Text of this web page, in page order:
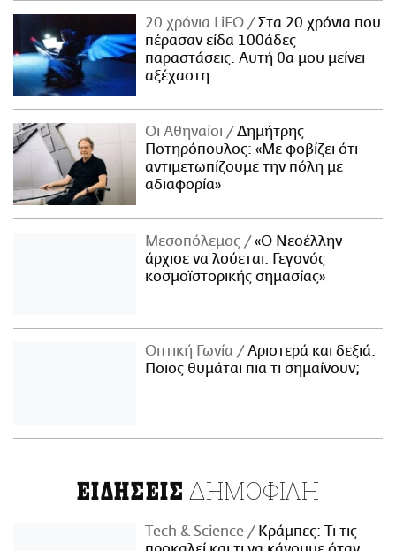
20 χρόνια LiFO
Στα 20 χρόνια που
πέρασαν είδα 100άδες
παραστάσεις. Αυτή θα μου μείνει
αξέχαστη
Οι Αθηναίοι
Δημήτρης
Ποτηρόπουλος: «Με φοβίζει ότι
αντιμετωπίζουμε την πόλη με
αδιαφορία»
Μεσοπόλεμος
«Ο Νεοέλλην
άρχισε να λούεται. Γεγονός
κοσμοϊστορικής σημασίας»
Οπτική Γωνία
Αριστερά και δεξιά:
Ποιος θυμάται πια τι σημαίνουν;
ΕΙΔΗΣΕΙΣ ΔΗΜΟΦΙΛΗ
Τech & Science
Κράμπες: Τι τις